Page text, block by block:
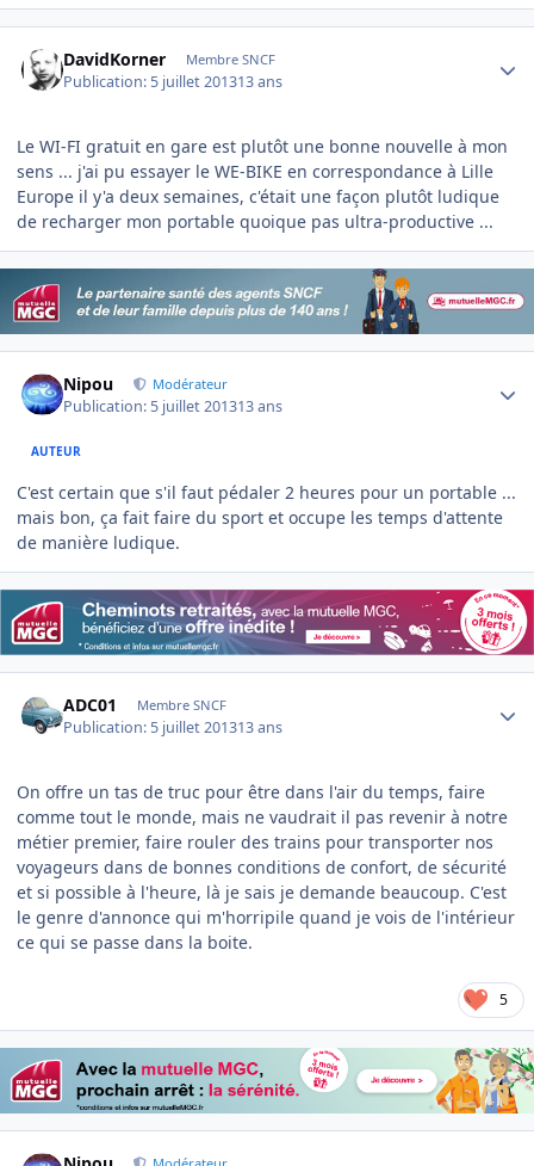
DavidKorner Membre SNCF
Publication: 5 juillet 201313 ans
Le WI-FI gratuit en gare est plutôt une bonne nouvelle à mon
sens ... j'ai pu essayer le WE-BIKE en correspondance à Lille
Europe il y'a deux semaines, c'était une façon plutôt ludique
de recharger mon portable quoique pas ultra-productive ...
Nipou Modérateur
Publication: 5 juillet 201313 ans
AUTEUR
C'est certain que s'il faut pédaler 2 heures pour un portable ...
mais bon, ça fait faire du sport et occupe les temps d'attente
de manière ludique.
ADC01 Membre SNCF
Publication: 5 juillet 201313 ans
On offre un tas de truc pour être dans l'air du temps, faire
comme tout le monde, mais ne vaudrait il pas revenir à notre
métier premier, faire rouler des trains pour transporter nos
voyageurs dans de bonnes conditions de confort, de sécurité
et si possible à l'heure, là je sais je demande beaucoup. C'est
le genre d'annonce qui m'horripile quand je vois de l'intérieur
ce qui se passe dans la boite.
5